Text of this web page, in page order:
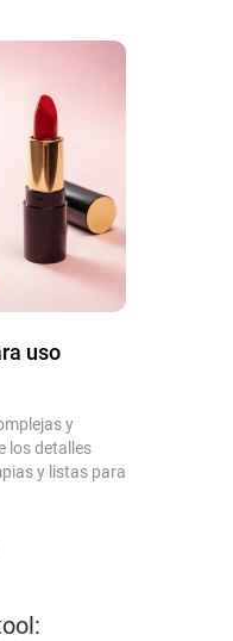
uso
y
los detalles
y listas para